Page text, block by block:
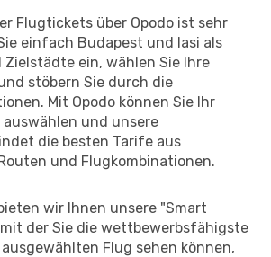
Flugtickets über Opodo ist sehr
einfach Budapest und Iasi als
ein, wählen Sie Ihre
stöbern Sie durch die
Mit Opodo können Sie Ihr
auswählen und unsere
die besten Tarife aus
und Flugkombinationen.
wir Ihnen unsere "Smart
der Sie die wettbewerbsfähigste
Flug sehen können,